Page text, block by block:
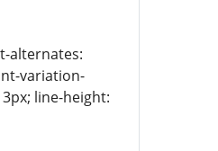
alternates:
variation-
line-height: